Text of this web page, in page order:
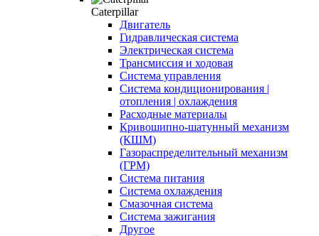
Caterpillar
Двигатель
Гидравлическая система
Электрическая система
Трансмиссия и ходовая
Система управления
Система кондиционирования |
отопления | охлаждения
Расходные материалы
Кривошипно-шатунный механизм
(КШМ)
Газораспределительный механизм
(ГРМ)
Система питания
Система охлаждения
Смазочная система
Система зажигания
Другое